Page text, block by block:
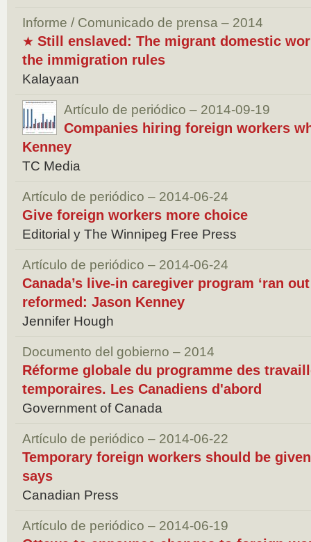
Informe / Comunicado de prensa – 2014
★ Still enslaved: The migrant domestic
the immigration rules
Kalayaan
Artículo de periódico – 2014-09-19
Companies hiring foreign workers
Kenney
TC Media
Artículo de periódico – 2014-06-24
Give foreign workers more choice
Editorial y The Winnipeg Free Press
Artículo de periódico – 2014-06-24
Canada’s live-in caregiver program ‘ran
reformed: Jason Kenney
Jennifer Hough
Documento del gobierno – 2014
Réforme globale du programme des
temporaires. Les Canadiens d'abord
Government of Canada
Artículo de periódico – 2014-06-22
Temporary foreign workers should be
says
Canadian Press
Artículo de periódico – 2014-06-19